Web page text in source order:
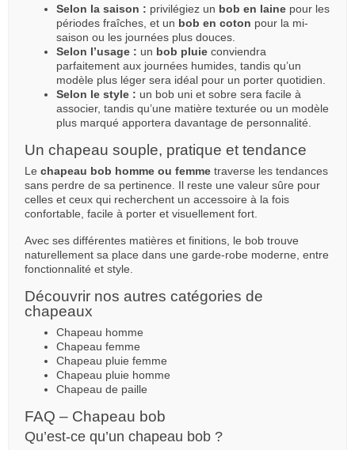
Selon la saison : privilégiez un bob en laine pour les
périodes fraîches, et un bob en coton pour la mi-
saison ou les journées plus douces.
Selon l’usage : un bob pluie conviendra
parfaitement aux journées humides, tandis qu’un
modèle plus léger sera idéal pour un porter quotidien.
Selon le style : un bob uni et sobre sera facile à
associer, tandis qu’une matière texturée ou un modèle
plus marqué apportera davantage de personnalité.
Un chapeau souple, pratique et tendance
Le chapeau bob homme ou femme traverse les tendances
sans perdre de sa pertinence. Il reste une valeur sûre pour
celles et ceux qui recherchent un accessoire à la fois
confortable, facile à porter et visuellement fort.
Avec ses différentes matières et finitions, le bob trouve
naturellement sa place dans une garde-robe moderne, entre
fonctionnalité et style.
Découvrir nos autres catégories de
chapeaux
Chapeau homme
Chapeau femme
Chapeau pluie femme
Chapeau pluie homme
Chapeau de paille
FAQ – Chapeau bob
Qu’est-ce qu’un chapeau bob ?